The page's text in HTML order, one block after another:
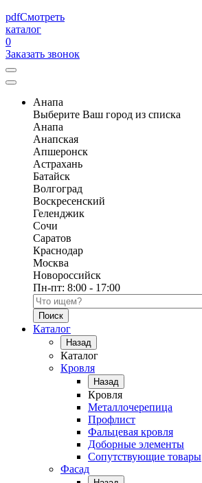
pdfСмотреть
каталог
0
Заказать звонок
Анапа
Выберите Ваш город из списка
Анапа
Анапская
Апшеронск
Астрахань
Батайск
Волгоград
Воскресенский
Геленджик
Сочи
Саратов
Краснодар
Москва
Новороссийск
Пн-пт: 8:00 - 17:00
Поиск по каталогу
Каталог
Назад
Каталог
Кровля
Назад
Кровля
Металлочерепица
Профлист
Фальцевая кровля
Доборные элементы
Сопутствующие товары
Фасад